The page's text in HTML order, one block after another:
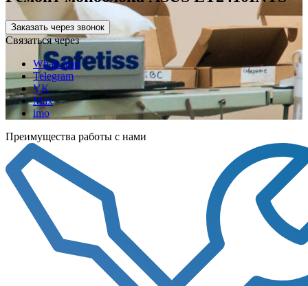
Заказать через звонок
Связаться через
WhatsApp
Telegram
VK
Max
imo
Преимущества работы с нами